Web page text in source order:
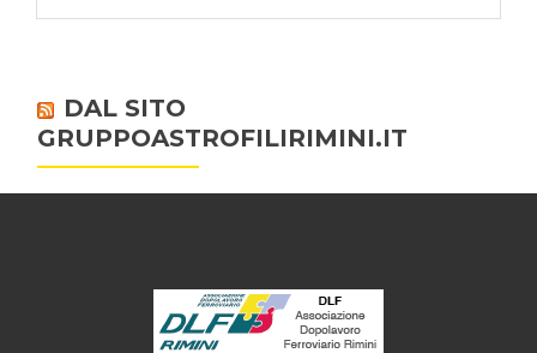
DAL SITO
GRUPPOASTROFILIRIMINI.IT